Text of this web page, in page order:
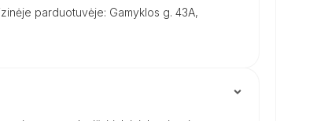
parduotuvėje: Gamyklos g. 43A,